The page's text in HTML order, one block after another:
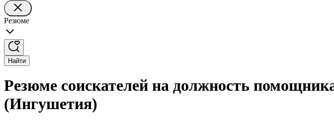
Резюме
Найти
Резюме соискателей на должность
(Ингушетия)